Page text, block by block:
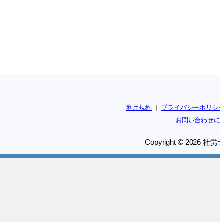
利用規約
プライバシーポリシ
お問い合わせ
Copyright © 2026 社